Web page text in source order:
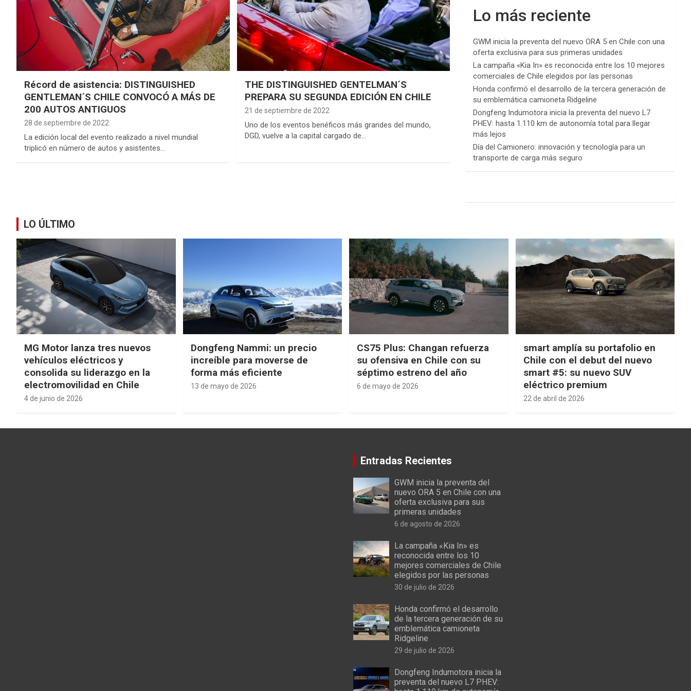
Récord de asistencia: DISTINGUISHED
GENTLEMAN´S CHILE CONVOCÓ A MÁS DE
200 AUTOS ANTIGUOS
28 de septiembre de 2022
La edición local del evento realizado a nivel mundial
triplicó en número de autos y asistentes…
THE DISTINGUISHED GENTELMAN´S
PREPARA SU SEGUNDA EDICIÓN EN CHILE
21 de septiembre de 2022
Uno de los eventos benéficos más grandes del mundo,
DGD, vuelve a la capital cargado de…
Lo más reciente
GWM inicia la preventa del nuevo ORA 5 en Chile con una
oferta exclusiva para sus primeras unidades
La campaña «Kia In» es reconocida entre los 10 mejores
comerciales de Chile elegidos por las personas
Honda confirmó el desarrollo de la tercera generación de
su emblemática camioneta Ridgeline
Dongfeng Indumotora inicia la preventa del nuevo L7
PHEV: hasta 1.110 km de autonomía total para llegar
más lejos
Día del Camionero: innovación y tecnología para un
transporte de carga más seguro
LO ÚLTIMO
MG Motor lanza tres nuevos
vehículos eléctricos y
consolida su liderazgo en la
electromovilidad en Chile
4 de junio de 2026
Dongfeng Nammi: un precio
increíble para moverse de
forma más eficiente
13 de mayo de 2026
CS75 Plus: Changan refuerza
su ofensiva en Chile con su
séptimo estreno del año
6 de mayo de 2026
smart amplía su portafolio en
Chile con el debut del nuevo
smart #5: su nuevo SUV
eléctrico premium
22 de abril de 2026
Entradas Recientes
GWM inicia la preventa del
nuevo ORA 5 en Chile con una
oferta exclusiva para sus
primeras unidades
6 de agosto de 2026
La campaña «Kia In» es
reconocida entre los 10
mejores comerciales de Chile
elegidos por las personas
30 de julio de 2026
Honda confirmó el desarrollo
de la tercera generación de su
emblemática camioneta
Ridgeline
29 de julio de 2026
Dongfeng Indumotora inicia la
preventa del nuevo L7 PHEV: